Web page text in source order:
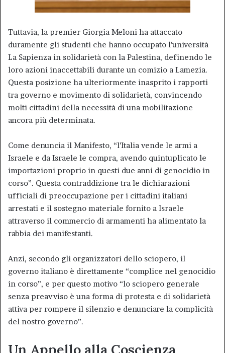
Tuttavia, la premier Giorgia Meloni ha attaccato
duramente gli studenti che hanno occupato l’università
La Sapienza in solidarietà con la Palestina, definendo le
loro azioni inaccettabili durante un comizio a Lamezia.
Questa posizione ha ulteriormente inasprito i rapporti
tra governo e movimento di solidarietà, convincendo
molti cittadini della necessità di una mobilitazione
ancora più determinata.
Come denuncia il Manifesto, “l’Italia vende le armi a
Israele e da Israele le compra, avendo quintuplicato le
importazioni proprio in questi due anni di genocidio in
corso”. Questa contraddizione tra le dichiarazioni
ufficiali di preoccupazione per i cittadini italiani
arrestati e il sostegno materiale fornito a Israele
attraverso il commercio di armamenti ha alimentato la
rabbia dei manifestanti.
Anzi, secondo gli organizzatori dello sciopero, il
governo italiano è direttamente “complice nel genocidio
in corso”, e per questo motivo “lo sciopero generale
senza preavviso è una forma di protesta e di solidarietà
attiva per rompere il silenzio e denunciare la complicità
del nostro governo”.